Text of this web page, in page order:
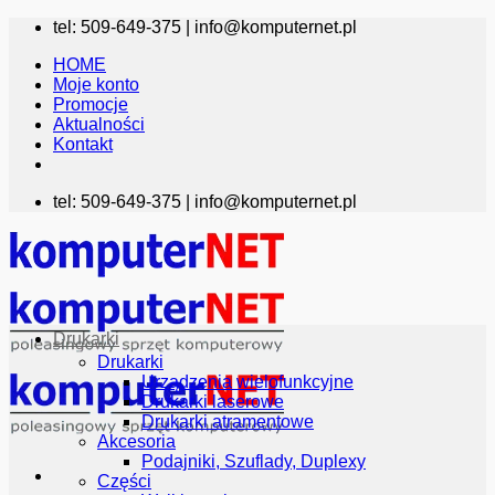
Przewiń
zawartości
tel: 509-649-375 | info@komputernet.pl
HOME
Moje konto
Promocje
Aktualności
Kontakt
tel: 509-649-375 | info@komputernet.pl
Drukarki
Drukarki
Urządzenia wielofunkcyjne
Drukarki laserowe
Drukarki atramentowe
Akcesoria
Podajniki, Szuflady, Duplexy
Części